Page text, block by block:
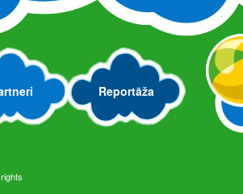
Absolventu ciemošanās
„Ziemassvētku simbols – eņģelis”
Reportāža